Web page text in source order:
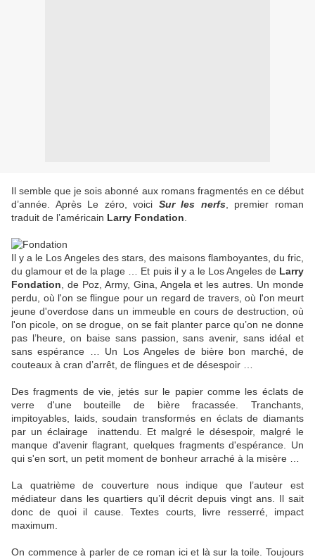
Il semble que je sois abonné aux romans fragmentés en ce début
d’année. Après Le zéro, voici Sur les nerfs, premier roman
traduit de l’américain Larry Fondation
Il y a le Los Angeles des stars, des maisons flamboyantes, du fric,
du glamour et de la plage … Et puis il y a le Los Angeles de Larry
Fondation , de Poz, Army, Gina, Angela et les autres. Un monde
perdu, où l'on se flingue pour un regard de travers, où l'on meurt
jeune d'overdose dans un immeuble en cours de destruction, où
l'on picole, on se drogue, on se fait planter parce qu’on ne donne
pas l’heure, on baise sans passion, sans avenir, sans idéal et
sans espérance … Un Los Angeles de bière bon marché, de
couteaux à cran d’arrêt, de flingues et de désespoir …
Des fragments de vie, jetés sur le papier comme les éclats de
verre d'une bouteille de bière fracassée. Tranchants,
impitoyables, laids, soudain transformés en éclats de diamants
par un éclairage inattendu. Et malgré le désespoir, malgré le
manque d'avenir flagrant, quelques fragments d'espérance. Un
qui s'en sort, un petit moment de bonheur arraché à la misère …
La quatrième de couverture nous indique que l’auteur est
médiateur dans les quartiers qu’il décrit depuis vingt ans. Il sait
donc de quoi il cause. Textes courts, livre resserré, impact
maximum.
On commence à parler de ce roman ici et là sur la toile. Toujours